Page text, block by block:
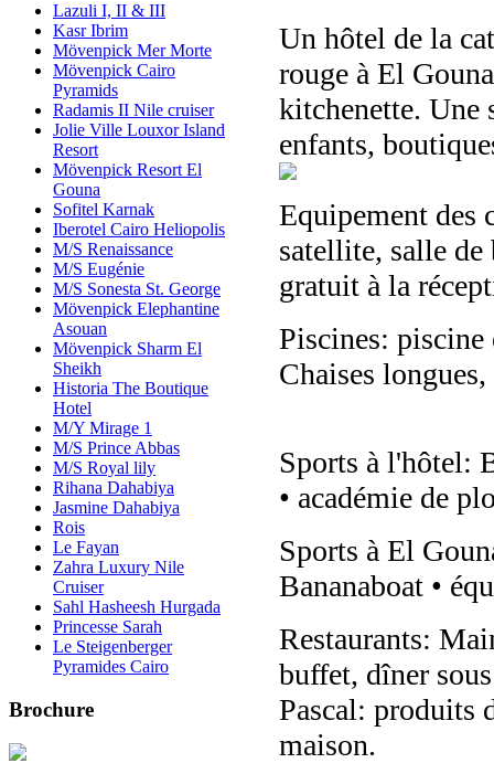
Un hôtel de la
rouge à El
kitchenette. Une
enfants,
Equipement des
satellite, salle de
gratuit à la
Piscines: piscine
Chaises
Sports à l'hôtel:
• académie de
Sports à El
Bananaboat •
Restaurants:
buffet, dîner
Pascal: produits
maison.
Lazuli I, II & III
Kasr Ibrim
Mövenpick Mer Morte
Mövenpick Cairo
Pyramids
Radamis II Nile cruiser
Jolie Ville Louxor Island
Resort
Mövenpick Resort El
Gouna
Sofitel Karnak
Iberotel Cairo Heliopolis
M/S Renaissance
M/S Eugénie
M/S Sonesta St. George
Mövenpick Elephantine
Asouan
Mövenpick Sharm El
Sheikh
Historia The Boutique
Hotel
M/Y Mirage 1
M/S Prince Abbas
M/S Royal lily
Rihana Dahabiya
Jasmine Dahabiya
Rois
Le Fayan
Zahra Luxury Nile
Cruiser
Sahl Hasheesh Hurgada
Princesse Sarah
Le Steigenberger
Pyramides Cairo
Brochure